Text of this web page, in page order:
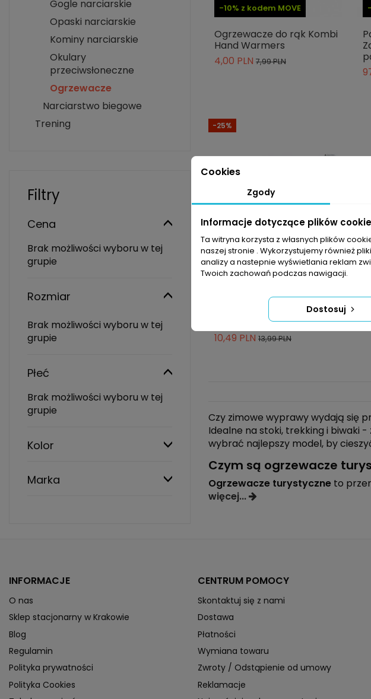
-10% z kodem MOVE
Ogrzewacze do rąk Kombi
Hand Warmers
4,00 PLN 7,99 PLN
-25%
Ogrzewacze do rąk Zanier
Heat Pads 7h - Para
10,49 PLN 13,99 PLN
Czy zimowe wyprawy wydają się
Idealne na stoki, trekking i biwaki
wybrać najlepszy model, by
Czym są ogrzewacze
Ogrzewacze turystyczne to
więcej...
Gogle narciarskie
Opaski narciarskie
Kominy narciarskie
Okulary
przeciwsłoneczne
Ogrzewacze
Narciarstwo biegowe
Trening
Filtry
Cena
Brak możliwości wyboru w tej
grupie
Rozmiar
Brak możliwości wyboru w tej
grupie
Płeć
Brak możliwości wyboru w tej
grupie
Kolor
Marka
INFORMACJE
O nas
Sklep stacjonarny w Krakowie
Blog
Regulamin
Polityka prywatności
Polityka Cookies
CENTRUM POMOCY
Skontaktuj się z nami
Dostawa
Płatności
Wymiana towaru
Zwroty / Odstąpienie od umowy
Reklamacje
Cookies
Zgody
Informacje dotyczące plików
Ta witryna korzysta z własnych plików
naszej stronie . Wykorzystujemy również
analizy a nastepnie wyświetlania reklam
Twoich zachowań podczas nawigacji.
Dostosuj